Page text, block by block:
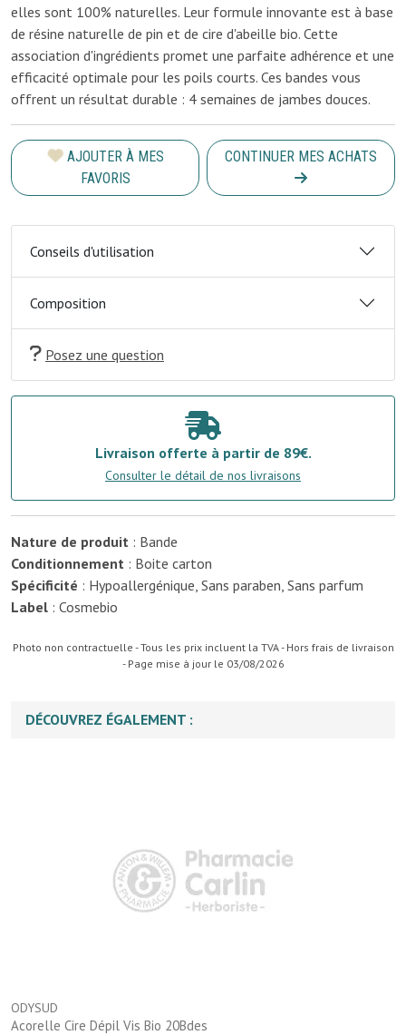
elles sont 100% naturelles. Leur formule innovante est à base
de résine naturelle de pin et de cire d'abeille bio. Cette
association d'ingrédients promet une parfaite adhérence et une
efficacité optimale pour les poils courts. Ces bandes vous
offrent un résultat durable : 4 semaines de jambes douces.
AJOUTER À MES
FAVORIS
CONTINUER MES ACHATS
Conseils d'utilisation
Composition
Posez une question
Livraison offerte à partir de 89€.
Consulter le détail de nos livraisons
Nature de produit : Bande
Conditionnement : Boite carton
Spécificité : Hypoallergénique, Sans paraben, Sans parfum
Label : Cosmebio
Photo non contractuelle - Tous les prix incluent la TVA - Hors frais de livraison
- Page mise à jour le 03/08/2026
DÉCOUVREZ ÉGALEMENT :
ODYSUD
Acorelle Cire Dépil Vis Bio 20Bdes